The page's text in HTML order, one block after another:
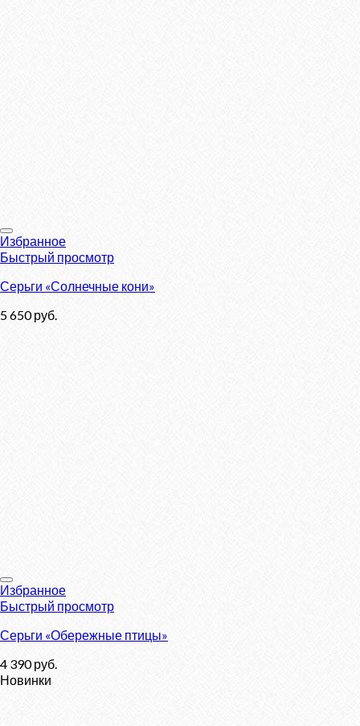
Избранное
Быстрый просмотр
Серьги «Солнечные кони»
5 650руб.
Избранное
Быстрый просмотр
Серьги «Обережные птицы»
4 390руб.
Новинки